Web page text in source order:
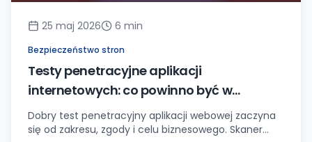
25 maj 2026 6 min
Bezpieczeństwo stron
Testy penetracyjne aplikacji
internetowych: co powinno być w
zakresie, zanim ktoś zacznie klikać skaner
Dobry test penetracyjny aplikacji webowej zaczyna
się od zakresu, zgody i celu biznesowego. Skaner